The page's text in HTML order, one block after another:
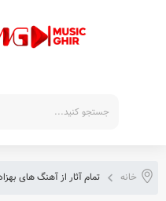
خانه تمام آثار از آهنگ های